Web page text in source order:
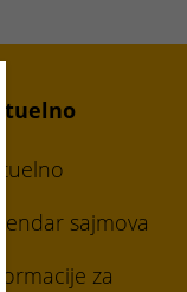
sajmova
za